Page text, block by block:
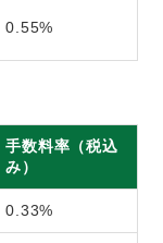
0.55%
手数料率（税込
み）
0.33%